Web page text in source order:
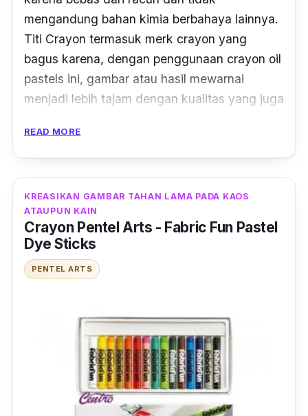
mengandung bahan kimia berbahaya lainnya.
Titi Crayon termasuk merk crayon yang
bagus karena, dengan penggunaan crayon oil
pastels ini, gambar atau hasil mewarnai
menjadi lebih tajam dengan kualitas yang juga
isi 18 hingga 55 yang dapat dikombinasikan
sesuai dengan kreativitas anak. Harga crayon
Titi ini juga cukup terjangkau dan dikemas
dengancasing
kemana saja.
READ MORE
KREASIKAN GAMBAR TAHAN LAMA PADA KAOS
ATAUPUN KAIN
Crayon Pentel Arts - Fabric Fun Pastel
Dye Sticks
PENTEL ARTS